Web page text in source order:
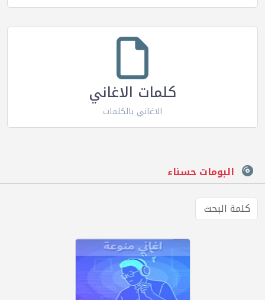
كلمات الاغاني
الاغاني بالكلمات
البومات حسناء